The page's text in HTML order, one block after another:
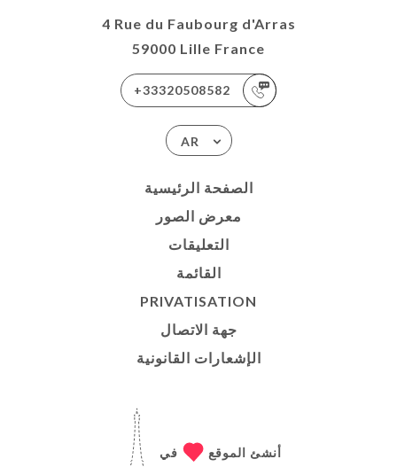
4 Rue du Faubourg d'Arras
59000 Lille France
+33320508582
AR
الصفحة الرئيسية
معرض الصور
التعليقات
القائمة
PRIVATISATION
جهة الاتصال
الإشعارات القانونية
أنشئ الموقع في